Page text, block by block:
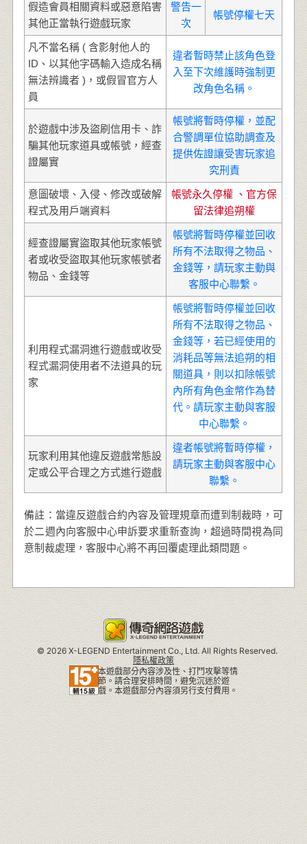
假造會員相關資料或惡意陷害
其他正當執行遊戲玩家
警告一
次
帳號停權七天
凡不當名稱 ( 含影射他人的
ID、以其他字碼輸入造成名稱
無法辨識者 )，或假冒官方人
員
違者暫時禁止該角色登
入至下次維護時強制更
改角色名稱。
於遊戲中涉及盜刷信用卡、詐
騙其他玩家道具或帳號，經查
證屬實
帳號將暫時停權，並配
合警調單位協助調查及
提供佐證讓受害玩家追
究刑責
意圖破壞、入侵、修改或破解
程式及用戶端資料
帳號永久停權 、官方保
留法律追朔權
經查證屬實盜取其他玩家帳號
者或收受盜取其他玩家帳號者
物品、金錢等
帳號將暫時停權並回收
所有不法取得之物品、
金錢等，請玩家主動與
客服中心聯繫。
利用程式漏洞進行遊戲或收受
程式漏洞使用者不法道具的玩
家
帳號將暫時停權並回收
所有不法取得之物品、
金錢等，若已經使用的
消耗品等無法追朔的相
關道具，則以扣除帳號
內所有角色金幣作為替
代。請玩家主動與客服
中心聯繫。
玩家利用其他違反遊戲常態設
定或公平合理之方式進行遊戲
違者帳號將暫時停權，
請玩家主動與客服中心
聯繫。
備註：當違反遊戲合約內容及管理規章而遭到制裁時，可
於二週內向客服中心申訴要求重新查詢，超過時間視為同
意制裁處理，客服中心將不再回覆處理此類問題。
© 2026 X-LEGEND Entertainment Co., Ltd. All Rights Reserved.
隱私權政策
本遊戲部分內容涉及性、打鬥攻擊等情
節。請合理安排時間，避免沉迷於遊
戲。本遊戲部分內容須另行支付費用。